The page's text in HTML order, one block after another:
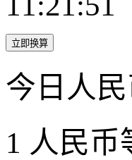
立即换算
今日人
1 人民币